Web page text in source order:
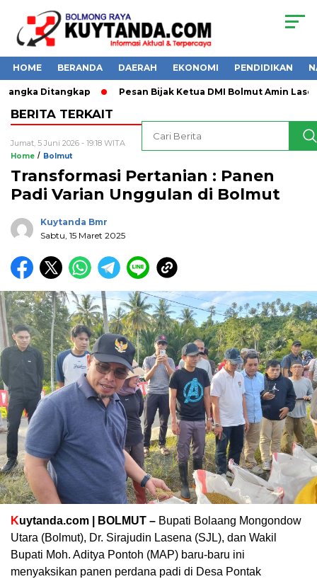
HOME BERANDA DAERAH EKONOMI PENDIDIKAN
Ditangkap Pesan Bijak Ketua DMI Bolmut Amin Lasena
Home / Bolmut
Transformasi Pertanian : Panen
Padi Varian Unggulan di Bolmut
Kuytanda Bmr
Sabtu, 15 Maret 2025
Kuytanda.com | BOLMUT – Bupati Bolaang Mongondow
Utara (Bolmut), Dr. Sirajudin Lasena (SJL), dan Wakil
Bupati Moh. Aditya Pontoh (MAP) baru-baru ini
menyaksikan panen perdana padi di Desa Pontak
BERITA TERKAIT
Jumat, 5 Juni 2026 - 19:18 WITA